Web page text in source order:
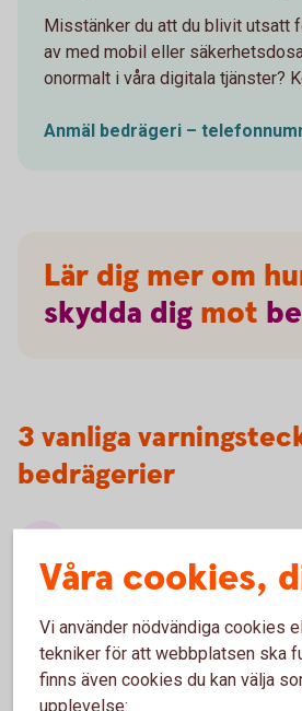
Misstänker du att du blivit utsatt
av med mobil eller
onormalt i våra digitala tjänster?
Anmäl bedrägeri –
Lär dig mer om
skydda dig mot
3 vanliga
bedrägerier
Oväntade kontakter som ser
känner är ett vanligt försök
använder falska avsändare
trovärdighet och övertyga
Våra cookies,
Vi använder nödvändiga cookies
tekniker för att webbplatsen ska
finns även cookies du kan välja
upplevelse: